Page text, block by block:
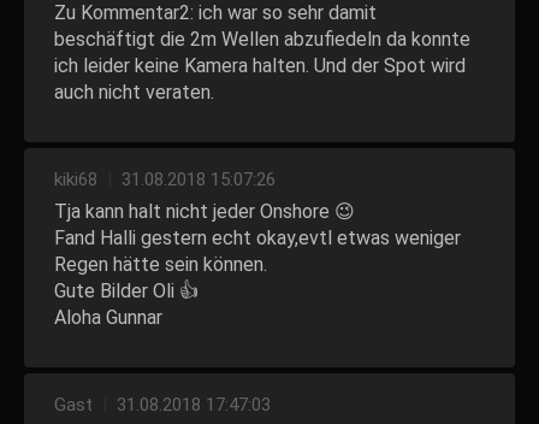
Zu Kommentar2: ich war so sehr damit
beschäftigt die 2m Wellen abzufiedeln da konnte
ich leider keine Kamera halten. Und der Spot wird
auch nicht veraten.
kiki68 31.08.2018 15:07:26
Tja kann halt nicht jeder Onshore 😉
Fand Halli gestern echt okay,evtl etwas weniger
Regen hätte sein können.
Gute Bilder Oli 👍
Aloha Gunnar
Gast 31.08.2018 17:47:03